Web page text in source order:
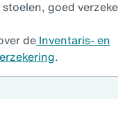
goed
de Inventaris- en
.